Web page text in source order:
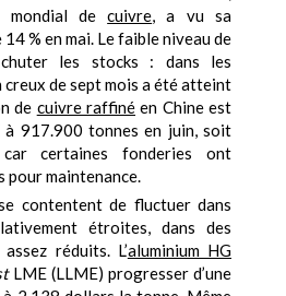
mondial decuivre, a vu sa
% en mai. Le faible niveau de
les stocks : dans les
de sept mois a été atteint
de cuivre raffiné en Chine est
à 917.900 tonnes en juin, soit
certaines fonderies ont
maintenance.
contentent de fluctuer dans
étroites, dans des
assez réduits. L’aluminium HG
LME (LLME) progresser d’une